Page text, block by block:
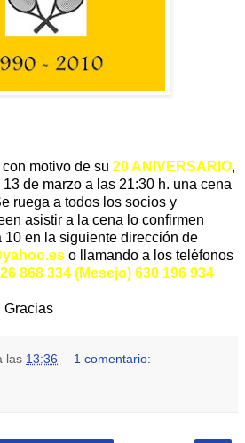
motivo de su 20 ANIVERSARIO,
de marzo a las 21:30 h. una cena
ruega a todos los socios y
asistir a la cena lo confirmen
en la siguiente dirección de
o llamando a los teléfonos
868 334 (Mesejo) 630 196 934
Gracias
las 13:36 1 comentario: